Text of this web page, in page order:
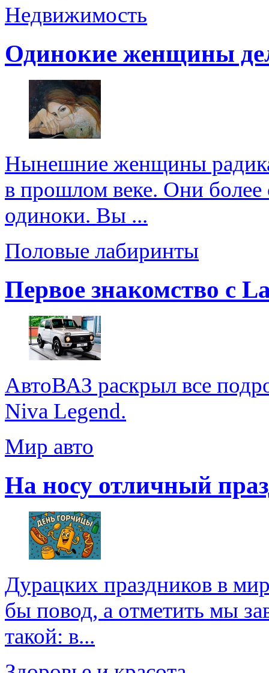
Недвижимость
Одинокие женщины
Нынешние женщины
в прошлом веке. Они более
одиноки. Вы ...
Половые лабиринты
Первое знакомство с
АвтоВАЗ раскрыл все
Niva Legend.
Мир авто
На носу отличный
Дурацких праздников в
бы повод, а отметить мы
такой: в...